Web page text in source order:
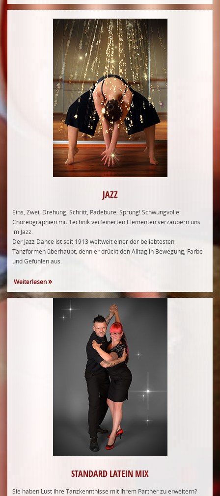
JAZZ
Eins, Zwei, Drehung, Schritt, Padebure, Sprung! Schwungvolle
Choreographien mit Technik verfeinerten Elementen verzaubern uns
im Jazz.
Der Jazz Dance ist seit 1913 weltweit einer der beliebtesten
Tanzformen überhaupt, denn er drückt den Alltag in Bewegung, Farbe
und Gefühlen aus.
Weiterlesen
STANDARD LATEIN MIX
Sie haben Lust ihre Tanzkenntnisse mit Ihrem Partner zu erweitern?